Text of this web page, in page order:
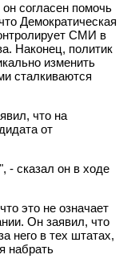
согласен помочь
Демократическая
СМИ в
Наконец, политик
изменить
сталкиваются
что на
от
- сказал он в ходе
это не означает
Он заявил, что
него в тех штатах,
набрать